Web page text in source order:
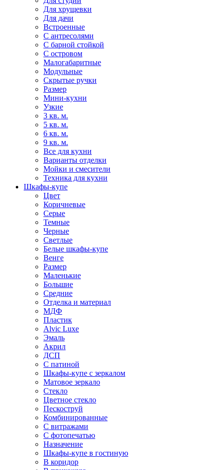
Для хрущевки
Для дачи
Встроенные
С антресолями
С барной стойкой
С островом
Малогабаритные
Модульные
Скрытые ручки
Размер
Мини-кухни
Узкие
3 кв. м.
5 кв. м.
6 кв. м.
9 кв. м.
Все для кухни
Варианты отделки
Мойки и смесители
Техника для кухни
Шкафы-купе
Цвет
Коричневые
Серые
Темные
Черные
Светлые
Белые шкафы-купе
Венге
Размер
Маленькие
Большие
Средние
Отделка и материал
МДФ
Пластик
Alvic Luxe
Эмаль
Акрил
ДСП
С патиной
Шкафы-купе с зеркалом
Матовое зеркало
Стекло
Цветное стекло
Пескоструй
Комбинированные
С витражами
С фотопечатью
Назначение
Шкафы-купе в гостиную
В коридор